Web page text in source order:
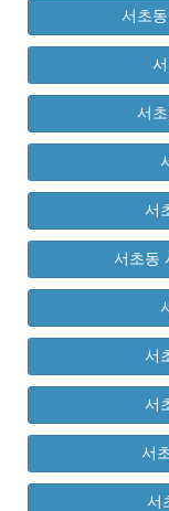
서초
서
서
서초동
서
서
서
서